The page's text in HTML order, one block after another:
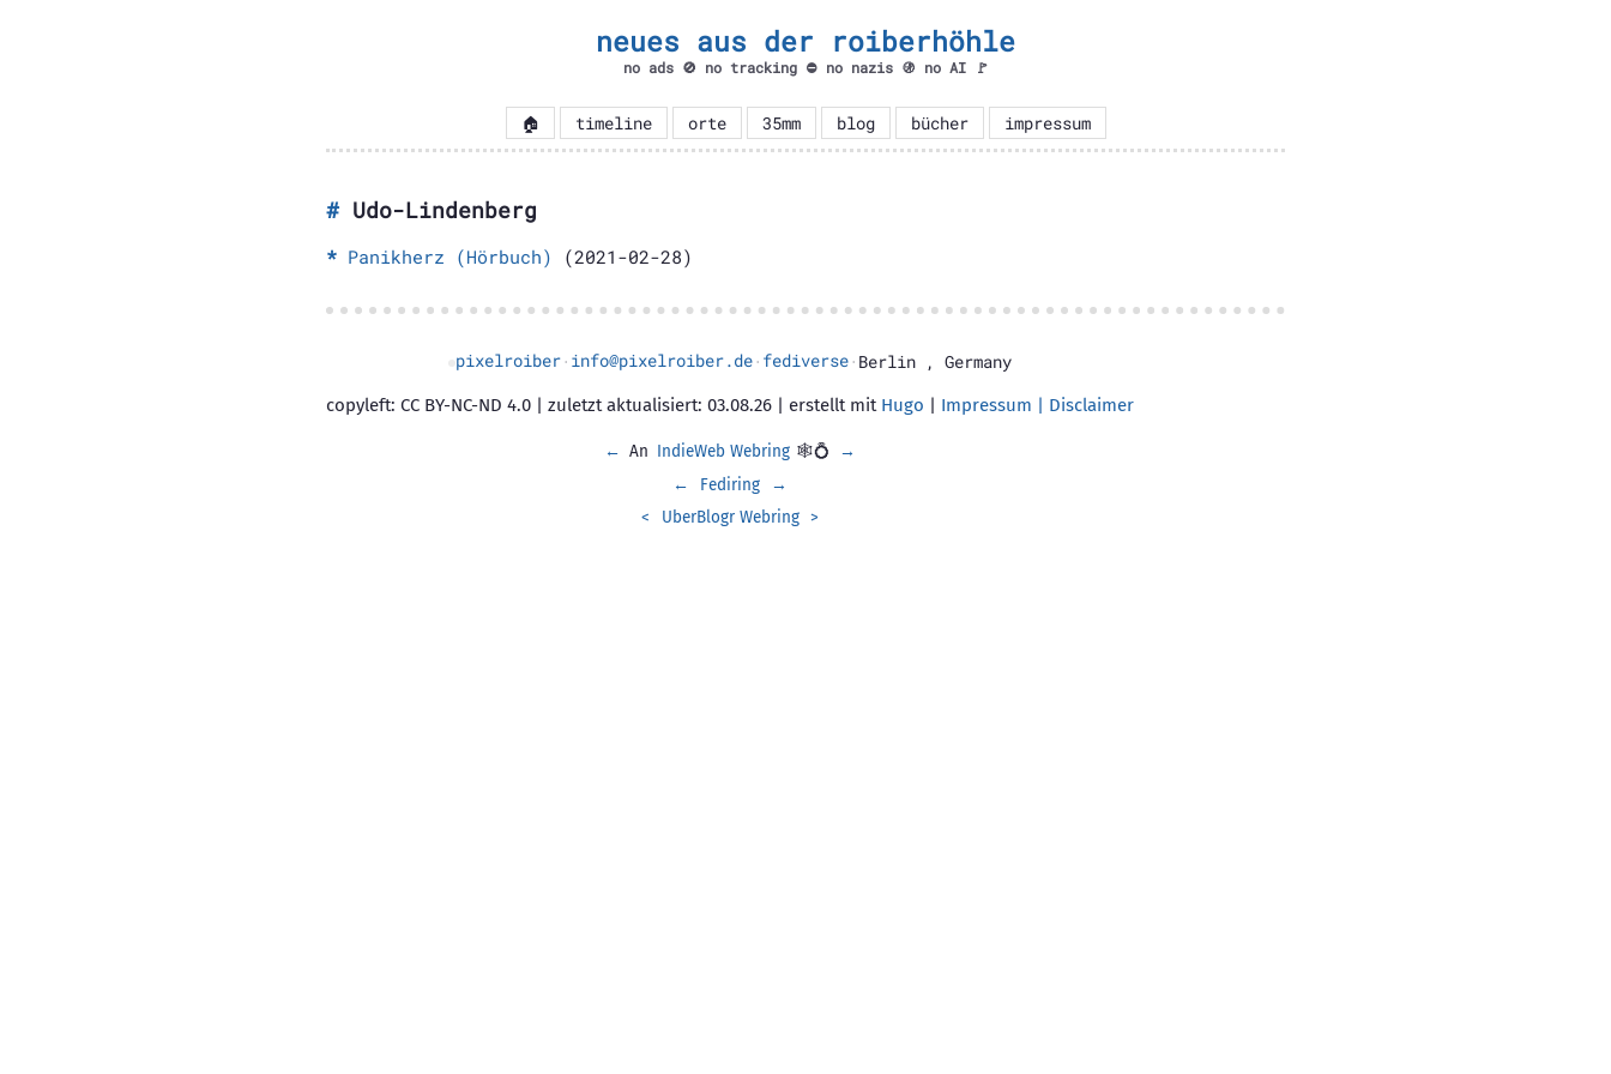
neues aus der roiberhöhle
no ads 🚫 no tracking ⛔ no nazis 🚯 no AI 🚩
🏠 timeline orte 35mm blog bücher impressum
Udo-Lindenberg
Panikherz (Hörbuch) (2021-02-28)
pixelroiber· info@pixelroiber.de· fediverse· Berlin , Germany
copyleft: CC BY-NC-ND 4.0 | zuletzt aktualisiert: 03.08.26 | erstellt mit Hugo | Impressum | Disclaimer
← An IndieWeb Webring 🕸💍
→
←
Fediring
→
<
UberBlogr Webring >